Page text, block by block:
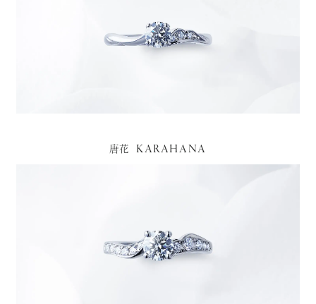
唐花 KARAHANA